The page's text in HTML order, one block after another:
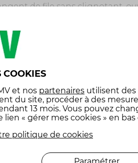
de file sans clignotant,
leurs rétroviseurs. Vous devez
de ceux qui vous entourent
sécurité suffisantes, même à
faire la différence en cas
soudain. Rouler sous
distance de freinage. En ville,
entre ceux qui traversent sans
votre allure à
COOKIES
et nos partenaires utilisent des
du site, procéder à des
13 mois. Vous pouvez
lien « gérer mes cookies » en
politique de cookies